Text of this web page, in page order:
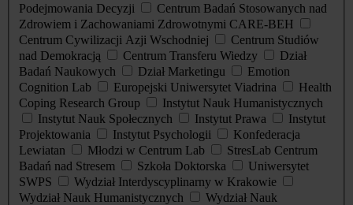
Podejmowania Decyzji
Centrum Badań Stosowanych nad
Zdrowiem i Zachowaniami Zdrowotnymi CARE-BEH
Centrum Cywilizacji Azji Wschodniej
Centrum Studiów
nad Demokracją
Centrum Transferu Wiedzy
Dział
Badań Naukowych
Dział Marketingu
Emotion
Cognition Lab
Europejski Uniwersytet Viadrina
Health
Coping Research Group
Instytut Nauk Humanistycznych
Instytut Nauk Społecznych
Instytut Prawa
Instytut
Projektowania
Instytut Psychologii
Konfederacja
Lewiatan
Młodzi w Centrum Lab
StresLab Centrum
Badań nad Stresem
Szkoła Doktorska
Uniwersytet
SWPS
Wydział Interdyscyplinarny w Krakowie
Wydział Nauk Humanistycznych
Wydział Nauk